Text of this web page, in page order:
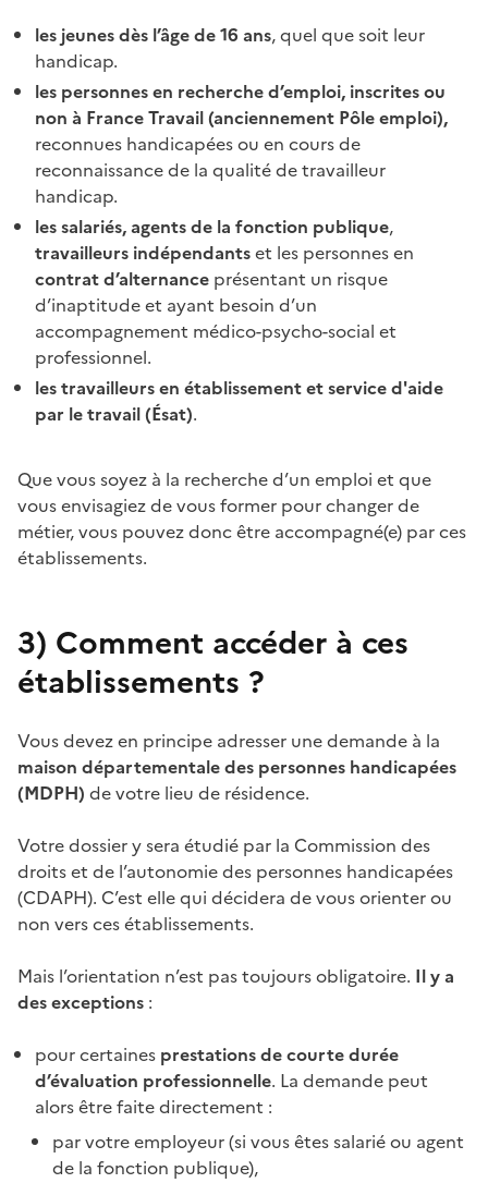
les jeunes dès l’âge de 16 ans, quel que soit leur
handicap.
les personnes en recherche d’emploi, inscrites ou
non à France Travail (anciennement Pôle emploi),
reconnues handicapées ou en cours de
reconnaissance de la qualité de travailleur
handicap.
les salariés, agents de la fonction publique,
travailleurs indépendantset les personnes en
contrat d’alternance présentant un risque
d’inaptitude et ayant besoin d’un
accompagnement médico-psycho-social et
professionnel.
les travailleurs en établissement et service d'aide
par le travail (Ésat).
Que vous soyez à la recherche d’un emploi et que
vous envisagiez de vous former pour changer de
métier, vous pouvez donc être accompagné(e) par ces
établissements.
3) Comment accéder à ces
établissements ?
Vous devez en principe adresser une demande à la
maison départementale des personnes handicapées
(MDPH) de votre lieu de résidence.
Votre dossier y sera étudié par la Commission des
droits et de l’autonomie des personnes handicapées
(CDAPH). C’est elle qui décidera de vous orienter ou
non vers ces établissements.
Mais l’orientation n’est pas toujours obligatoire. Il y a
des exceptions :
pour certaines prestations de courte durée
d’évaluation professionnelle. La demande peut
alors être faite directement :
par votre employeur (si vous êtes salarié ou agent
de la fonction publique),